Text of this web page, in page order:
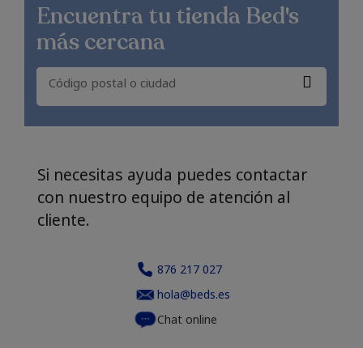
Encuentra tu tienda Bed's
más cercana
Si necesitas ayuda puedes contactar
con nuestro equipo de atención al
cliente.
876 217 027
hola@beds.es
Chat online